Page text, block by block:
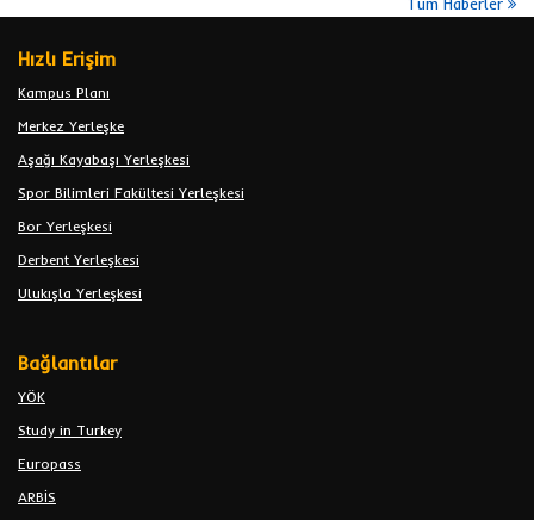
Hızlı Erişim
Kampus Planı
Merkez Yerleşke
Aşağı Kayabaşı Yerleşkesi
Spor Bilimleri Fakültesi Yerleşkesi
Bor Yerleşkesi
Derbent Yerleşkesi
Ulukışla Yerleşkesi
Bağlantılar
YÖK
Study in Turkey
Europass
ARBİS